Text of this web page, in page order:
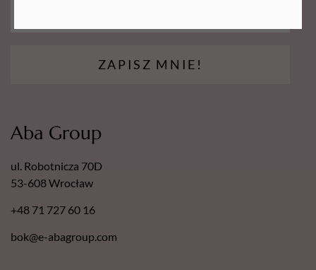
Certyfikat - Europejska gwarancja najwyższej jakości.
ZAPISZ MNIE!
Aba Group
ul. Robotnicza 70D
53-608 Wrocław
+48 71 727 60 16
bok@e-abagroup.com